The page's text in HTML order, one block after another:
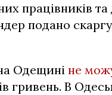
працівників
подано
Одещині не
гривень. В